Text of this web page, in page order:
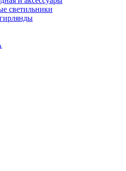
светильники